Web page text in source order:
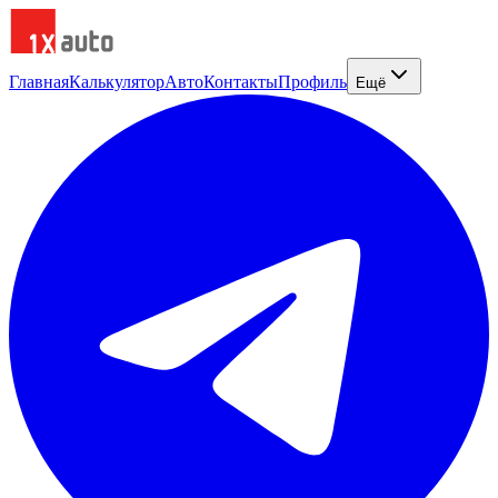
ГлавнаяКалькуляторАвтоКонтактыПрофиль Ещё